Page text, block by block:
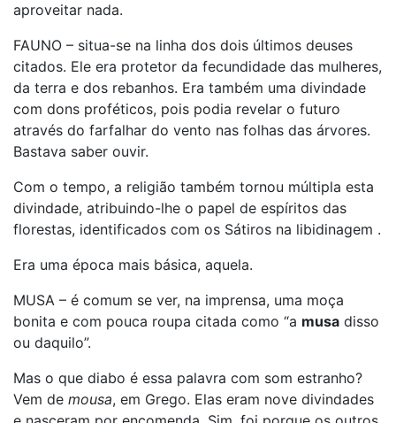
aproveitar nada.
FAUNO – situa-se na linha dos dois últimos deuses
citados. Ele era protetor da fecundidade das mulheres,
da terra e dos rebanhos. Era também uma divindade
com dons proféticos, pois podia revelar o futuro
através do farfalhar do vento nas folhas das árvores.
Bastava saber ouvir.
Com o tempo, a religião também tornou múltipla esta
divindade, atribuindo-lhe o papel de espíritos das
florestas, identificados com os Sátiros na libidinagem .
Era uma época mais básica, aquela.
MUSA – é comum se ver, na imprensa, uma moça
bonita e com pouca roupa citada como “a musa disso
ou daquilo”.
Mas o que diabo é essa palavra com som estranho?
Vem de mousa, em Grego. Elas eram nove divindades